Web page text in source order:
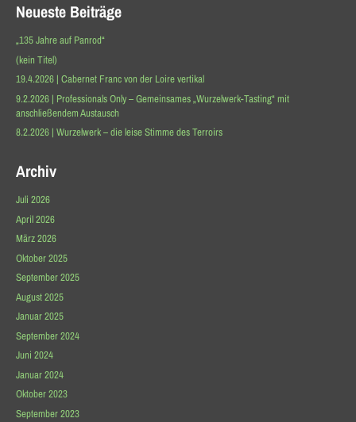
Neueste Beiträge
„135 Jahre auf Panrod“
(kein Titel)
19.4.2026 | Cabernet Franc von der Loire vertikal
9.2.2026 | Professionals Only – Gemeinsames „Wurzelwerk-Tasting“ mit
anschließendem Austausch
8.2.2026 | Wurzelwerk – die leise Stimme des Terroirs
Archiv
Juli 2026
April 2026
März 2026
Oktober 2025
September 2025
August 2025
Januar 2025
September 2024
Juni 2024
Januar 2024
Oktober 2023
September 2023